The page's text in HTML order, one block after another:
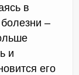
в
–
и
его